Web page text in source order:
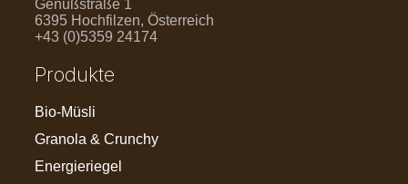
Genußstraße 1
6395 Hochfilzen, Österreich
+43 (0)5359 24174
Produkte
Bio-Müsli
Granola & Crunchy
Energieriegel